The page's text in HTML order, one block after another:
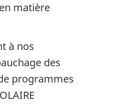
matière
à nos
des
programmes